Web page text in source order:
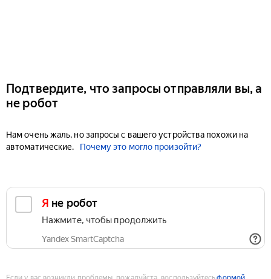
Подтвердите, что запросы отправляли вы, а
не робот
Нам очень жаль, но запросы с вашего устройства похожи на
автоматические.
Почему это могло произойти?
Я не робот
Нажмите, чтобы продолжить
Yandex SmartCaptcha